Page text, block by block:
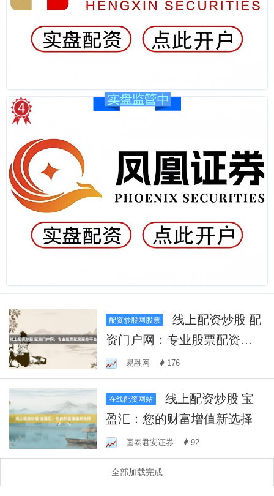
配资炒股网股票
线上配资炒股 配
资门户网：专业股票配资服
务平台
易融网 176
在线配资网站
线上配资炒股 宝
盈汇：您的财富增值新选择
国泰君安证券 92
全部加载完成